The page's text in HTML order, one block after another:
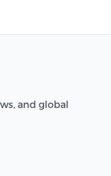
and global